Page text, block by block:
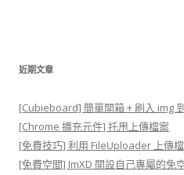
導
近期文章
[Cubieboard] 簡單開箱 + 刷入 img
[Chrome 擴充元件] 托甩上傳檔案
[免費技巧] 利用 FileUploader 上傳
[免費空間] ImXD 開設自己專屬的免